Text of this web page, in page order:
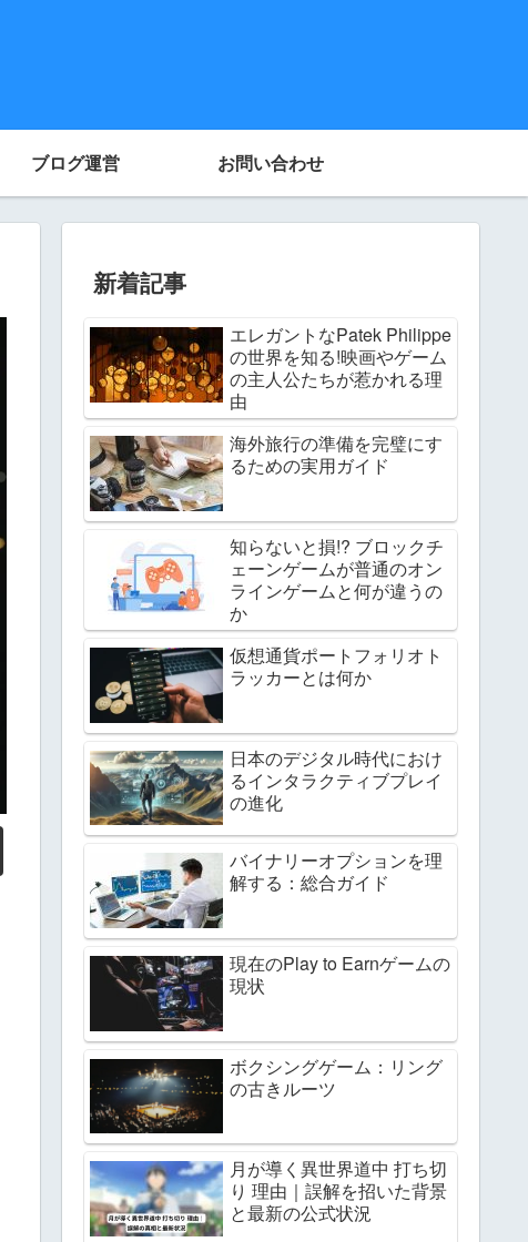
ブログ運営 お問い合わせ
新着記事
エレガントなPatek Philippe
の世界を知る!映画やゲーム
の主人公たちが惹かれる理
由
海外旅行の準備を完璧にす
るための実用ガイド
知らないと損!? ブロックチ
ェーンゲームが普通のオン
ラインゲームと何が違うの
か
仮想通貨ポートフォリオト
ラッカーとは何か
日本のデジタル時代におけ
るインタラクティブプレイ
の進化
バイナリーオプションを理
解する：総合ガイド
現在のPlay to Earnゲームの
現状
ボクシングゲーム：リング
の古きルーツ
月が導く異世界道中 打ち切
り 理由｜誤解を招いた背景
と最新の公式状況